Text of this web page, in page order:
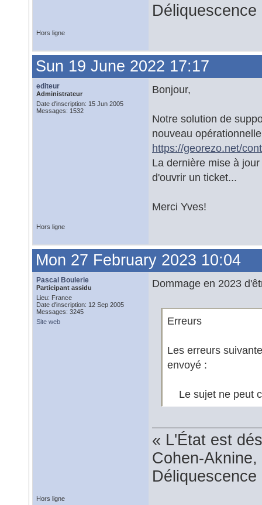
Hors ligne
Sun 19 June 2022 17:17
editeur
Administrateur
Date d'inscription: 15 Jun 2005
Messages: 1532
Bonjour,
Notre solution de
nouveau
https://georezo.net/
La dernière mise à
d'ouvrir un ticket...
Merci Yves!
Hors ligne
Mon 27 February 2023 10:04
Pascal Boulerie
Participant assidu
Lieu: France
Date d'inscription: 12 Sep 2005
Messages: 3245
Site web
Dommage en 2023
Erreurs
Les erreurs
envoyé :
Le sujet ne peut
« L'État est
Cohen-
Hors ligne